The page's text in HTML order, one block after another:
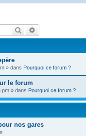
Rechercher
» dans Pourquoi ce forum ?
le forum
pm » dans Pourquoi ce forum ?
nos gares